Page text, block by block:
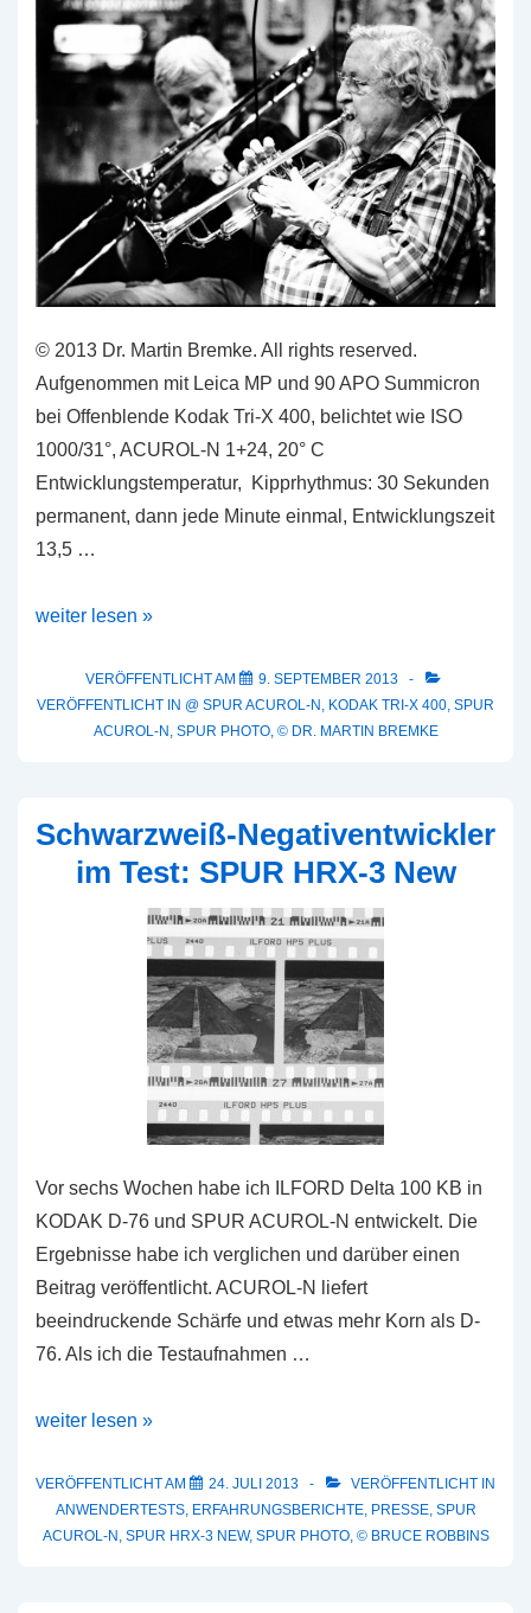
© 2013 Dr. Martin Bremke. All rights reserved.
Aufgenommen mit Leica MP und 90 APO Summicron
bei Offenblende Kodak Tri-X 400, belichtet wie ISO
1000/31°, ACUROL-N 1+24, 20° C
Entwicklungstemperatur, Kipprhythmus: 30 Sekunden
permanent, dann jede Minute einmal, Entwicklungszeit
13,5 …
Beispielbild:
X
ACUROL-
weiter lesen »
VERÖFFENTLICHT AM
9. SEPTEMBER 2013
VERÖFFENTLICHT IN @ SPUR ACUROL-N , KODAK TRI-X 400, SPUR
ACUROL-N , SPUR PHOTO, © DR. MARTIN BREMKE
Schwarzweiß-Negativentwickler
im Test: SPUR HRX-3 New
Vor sechs Wochen habe ich ILFORD Delta 100 KB in
KODAK D-76 und SPUR ACUROL-N entwickelt. Die
Ergebnisse habe ich verglichen und darüber einen
Beitrag veröffentlicht. ACUROL-N liefert
beeindruckende Schärfe und etwas mehr Korn als D-
76. Als ich die Testaufnahmen …
Schwarzweiß-
im
Test:
weiter lesen »
VERÖFFENTLICHT AM 24. JULI 2013
VERÖFFENTLICHT IN
ANWENDERTESTS, ERFAHRUNGSBERICHTE, PRESSE, SPUR
ACUROL-N , SPUR HRX-3 NEW, SPUR PHOTO, © BRUCE ROBBINS